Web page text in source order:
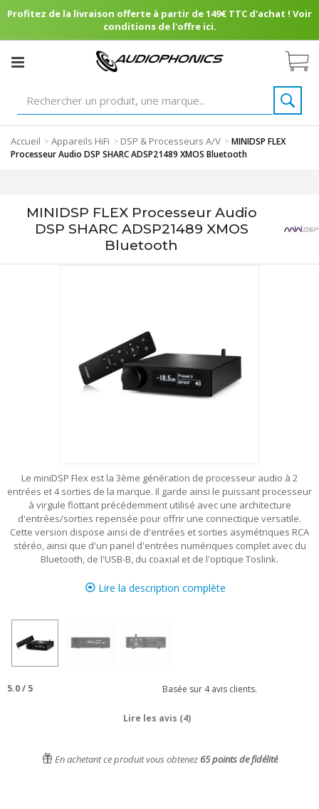
Profitez de la livraison offerte à partir de 149€ TTC d'achat ! Voir
conditions de l'offre ici.
Accueil >Appareils HiFi > DSP & Processeurs A/V >MINIDSP FLEX
Processeur Audio DSP SHARC ADSP21489 XMOS Bluetooth
MINIDSP FLEX Processeur Audio
DSP SHARC ADSP21489 XMOS
Bluetooth
Le miniDSP Flex est la 3ème génération de processeur audio à 2
entrées et 4 sorties de la marque. Il garde ainsi le puissant processeur
à virgule flottant précédemment utilisé avec une architecture
d'entrées/sorties repensée pour offrir une connectique versatile.
Cette version dispose ainsi de d'entrées et sorties asymétriques RCA
stéréo, ainsi que d'un panel d'entrées numériques complet avec du
Bluetooth, de l'USB-B, du coaxial et de l'optique Toslink.
Lire la description complète
5.0/ 5 Basée sur 4avis clients.
Lire les avis (4)
En achetant ce produit vous obtenez 65points de fidélité